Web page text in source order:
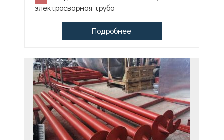
электросварная труба
Подробнее